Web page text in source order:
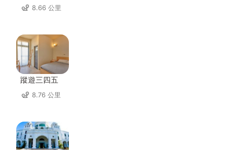
8.66 公里
蹤遊三四五
8.76 公里